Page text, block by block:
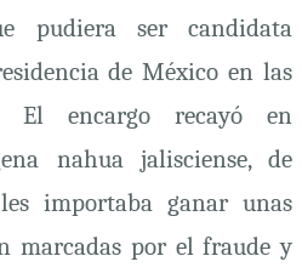
pudiera ser candidata
de México en las
El encargo recayó en
nahua jalisciense, de
importaba ganar unas
marcadas por el fraude y